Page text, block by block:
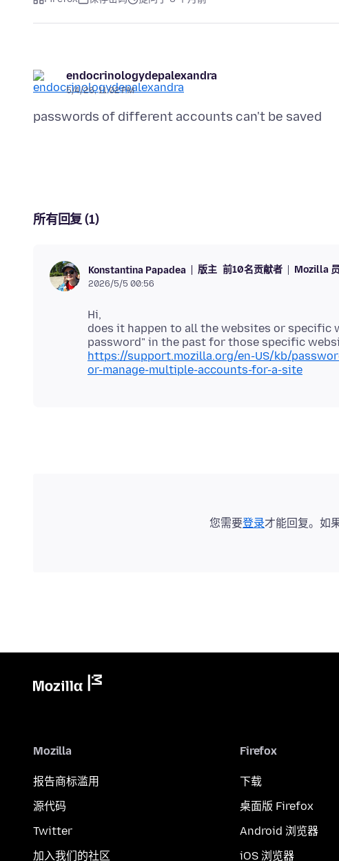
endocrinologydepalexandra
5/4/26, 11:02 PM
所有回复 (1)
Konstantina Papadea 版主 前10名贡献者 Mozilla
2026/5/5 00:56
Hi,
does it happen to all the websites or specific
https://support.mozilla.org/en-US/kb/
or-manage-multiple-accounts-for-a-site
您需要登录才能回复。如
Mozilla
报告商标滥用
源代码
Twitter
加入我们的社区
Firefox
下载
桌面版 Firefox
Android 浏览器
iOS 浏览器